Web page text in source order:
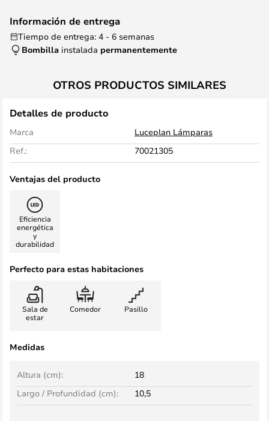
Información de entrega
Tiempo de entrega: 4 - 6 semanas
Bombilla instalada permanentemente
OTROS PRODUCTOS SIMILARES
Detalles de producto
Marca
Luceplan Lámparas
Ref.:
70021305
Ventajas del producto
Eficiencia
energética
y
durabilidad
Perfecto para estas habitaciones
Sala de
estar
Comedor Pasillo
Medidas
Altura (cm):
18
Largo / Profundidad (cm):
10,5